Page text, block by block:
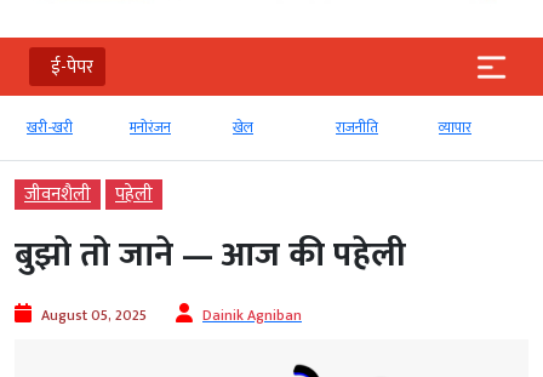
ई-पेपर
खरी-खरी मनोरंजन खेल राजनीति व्‍यापार
जीवनशैली पहेली
बुझो तो जाने — आज की पहेली
August 05, 2025 Dainik Agniban